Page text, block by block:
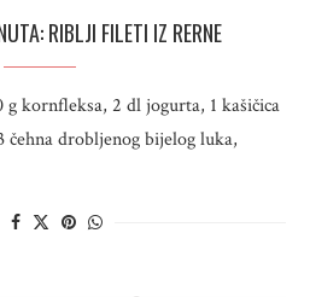
RIBLJI FILETI IZ RERNE
kornfleksa, 2 dl jogurta, 1 kašičica
čehna drobljenog bijelog luka,